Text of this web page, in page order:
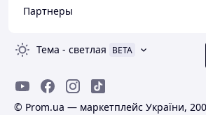
Партнеры
Тема - светлая BETA
© Prom.ua — маркетплейс України,